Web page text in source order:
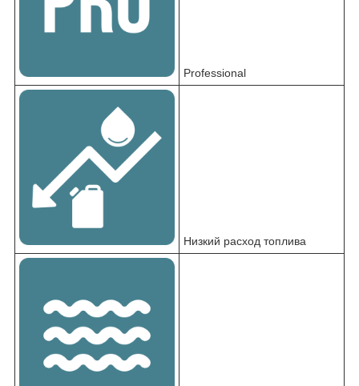
Professional
Низкий расход топлива